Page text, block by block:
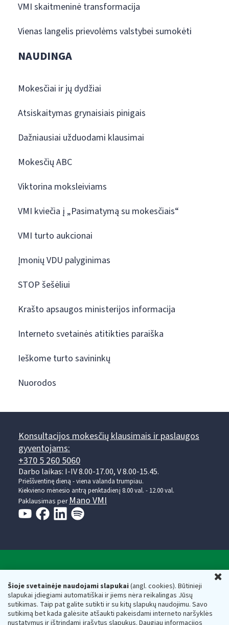
Šioje svetainėje naudojami slapukai(angl. cookies). Būtinieji
slapukai įdiegiami automatiškai ir jiems nėra reikalingas Jūsų
sutikimas. Taip pat galite sutikti ir su kitų slapukų naudojimu. Savo
sutikimą bet kada galėsite atšaukti pakeisdami interneto naršyklės
nustatymus ir ištrindami įrašytus slapukus. Daugiau informacijos
VMI skaitmeninė transformacija
Vienas langelis prievolėms valstybei sumokėti
NAUDINGA
Mokesčiai ir jų dydžiai
Atsiskaitymas grynaisiais pinigais
Dažniausiai užduodami klausimai
Mokesčių ABC
Viktorina moksleiviams
VMI kviečia į „Pasimatymą su mokesčiais“
VMI turto aukcionai
Įmonių VDU palyginimas
STOP šešėliui
Krašto apsaugos ministerijos informacija
Interneto svetainės atitikties paraiška
Ieškome turto savininkų
Nuorodos
Konsultacijos mokesčių klausimais ir paslaugos
gyventojams:
+370 5 260 5060
Darbo laikas: I-IV 8.00-17.00, V 8.00-15.45.
Prieššventinę dieną - viena valanda trumpiau.
Kiekvieno mėnesio antrą penktadienį 8.00 val. - 12.00 val.
Paklausimas perMano VMI
Valstybinė mokesčių inspekcija prie Lietuvos
Respublikos finansų ministerijos
Biudžetinė įstaiga. Juridinio asmens kodas — 188659752,
adresas: Vasario 16-osios g. 14, 01107 Vilnius, Lietuva, el.paštas:
vmi@vmi.lt , E. pristatymo dėžutės adresas 188659752